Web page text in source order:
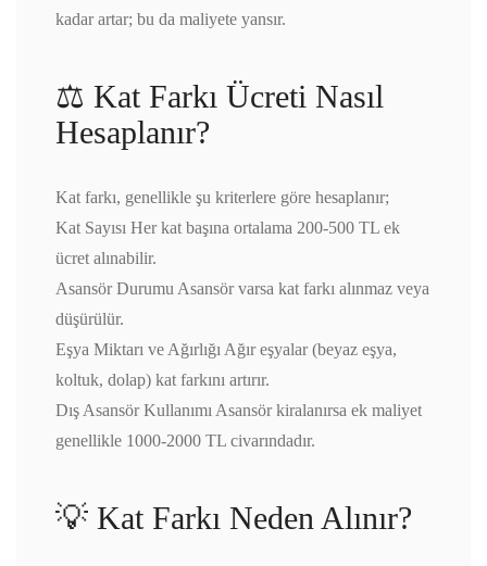
kadar artar; bu da maliyete yansır.
⚖️ Kat Farkı Ücreti Nasıl
Hesaplanır?
Kat farkı, genellikle şu kriterlere göre hesaplanır;
Kat Sayısı Her kat başına ortalama 200-500 TL ek
ücret alınabilir.
Asansör Durumu Asansör varsa kat farkı alınmaz veya
düşürülür.
Eşya Miktarı ve Ağırlığı Ağır eşyalar (beyaz eşya,
koltuk, dolap) kat farkını artırır.
Dış Asansör Kullanımı Asansör kiralanırsa ek maliyet
genellikle 1000-2000 TL civarındadır.
💡 Kat Farkı Neden Alınır?